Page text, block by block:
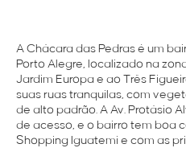
A Chácara das Pedras é um
Porto Alegre, localizado na
Jardim Europa e ao Três
suas ruas tranquilas, com
de alto padrão. A Av. Protásio
de acesso, e o bairro tem boa
Shopping Iguatemi e com as